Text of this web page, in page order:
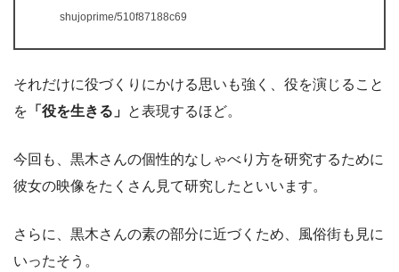
shujoprime/510f87188c69
それだけに役づくりにかける思いも強く、役を演じること
を 「役を生きる」 と表現するほど。
今回も、黒木さんの個性的なしゃべり方を研究するために
彼女の映像をたくさん見て研究したといいます。
さらに、黒木さんの素の部分に近づくため、風俗街も見に
いったそう。